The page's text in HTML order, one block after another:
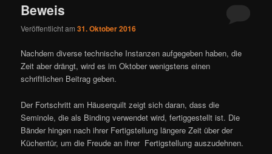
Beweis
Veröffentlicht am31. Oktober 2016
Nachdem diverse technische Instanzen aufgegeben haben, die
Zeit aber drängt, wird es im Oktober wenigstens einen
schriftlichen Beitrag geben.
Der Fortschritt am Häuserquilt zeigt sich daran, dass die
Seminole, die als Binding verwendet wird, fertiggestellt ist. Die
Bänder hingen nach ihrer Fertigstellung längere Zeit über der
Küchentür, um die Freude an ihrer Fertigstellung auszudehnen.